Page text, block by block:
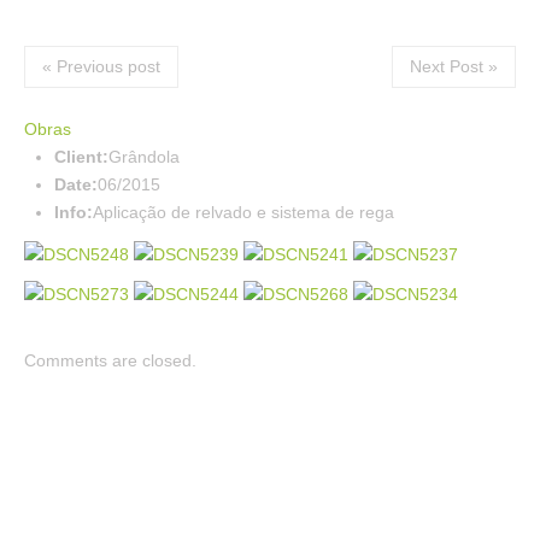
« Previous post Next Post »
Obras
Client:Grândola
Date:06/2015
Info:Aplicação de relvado e sistema de rega
Comments are closed.